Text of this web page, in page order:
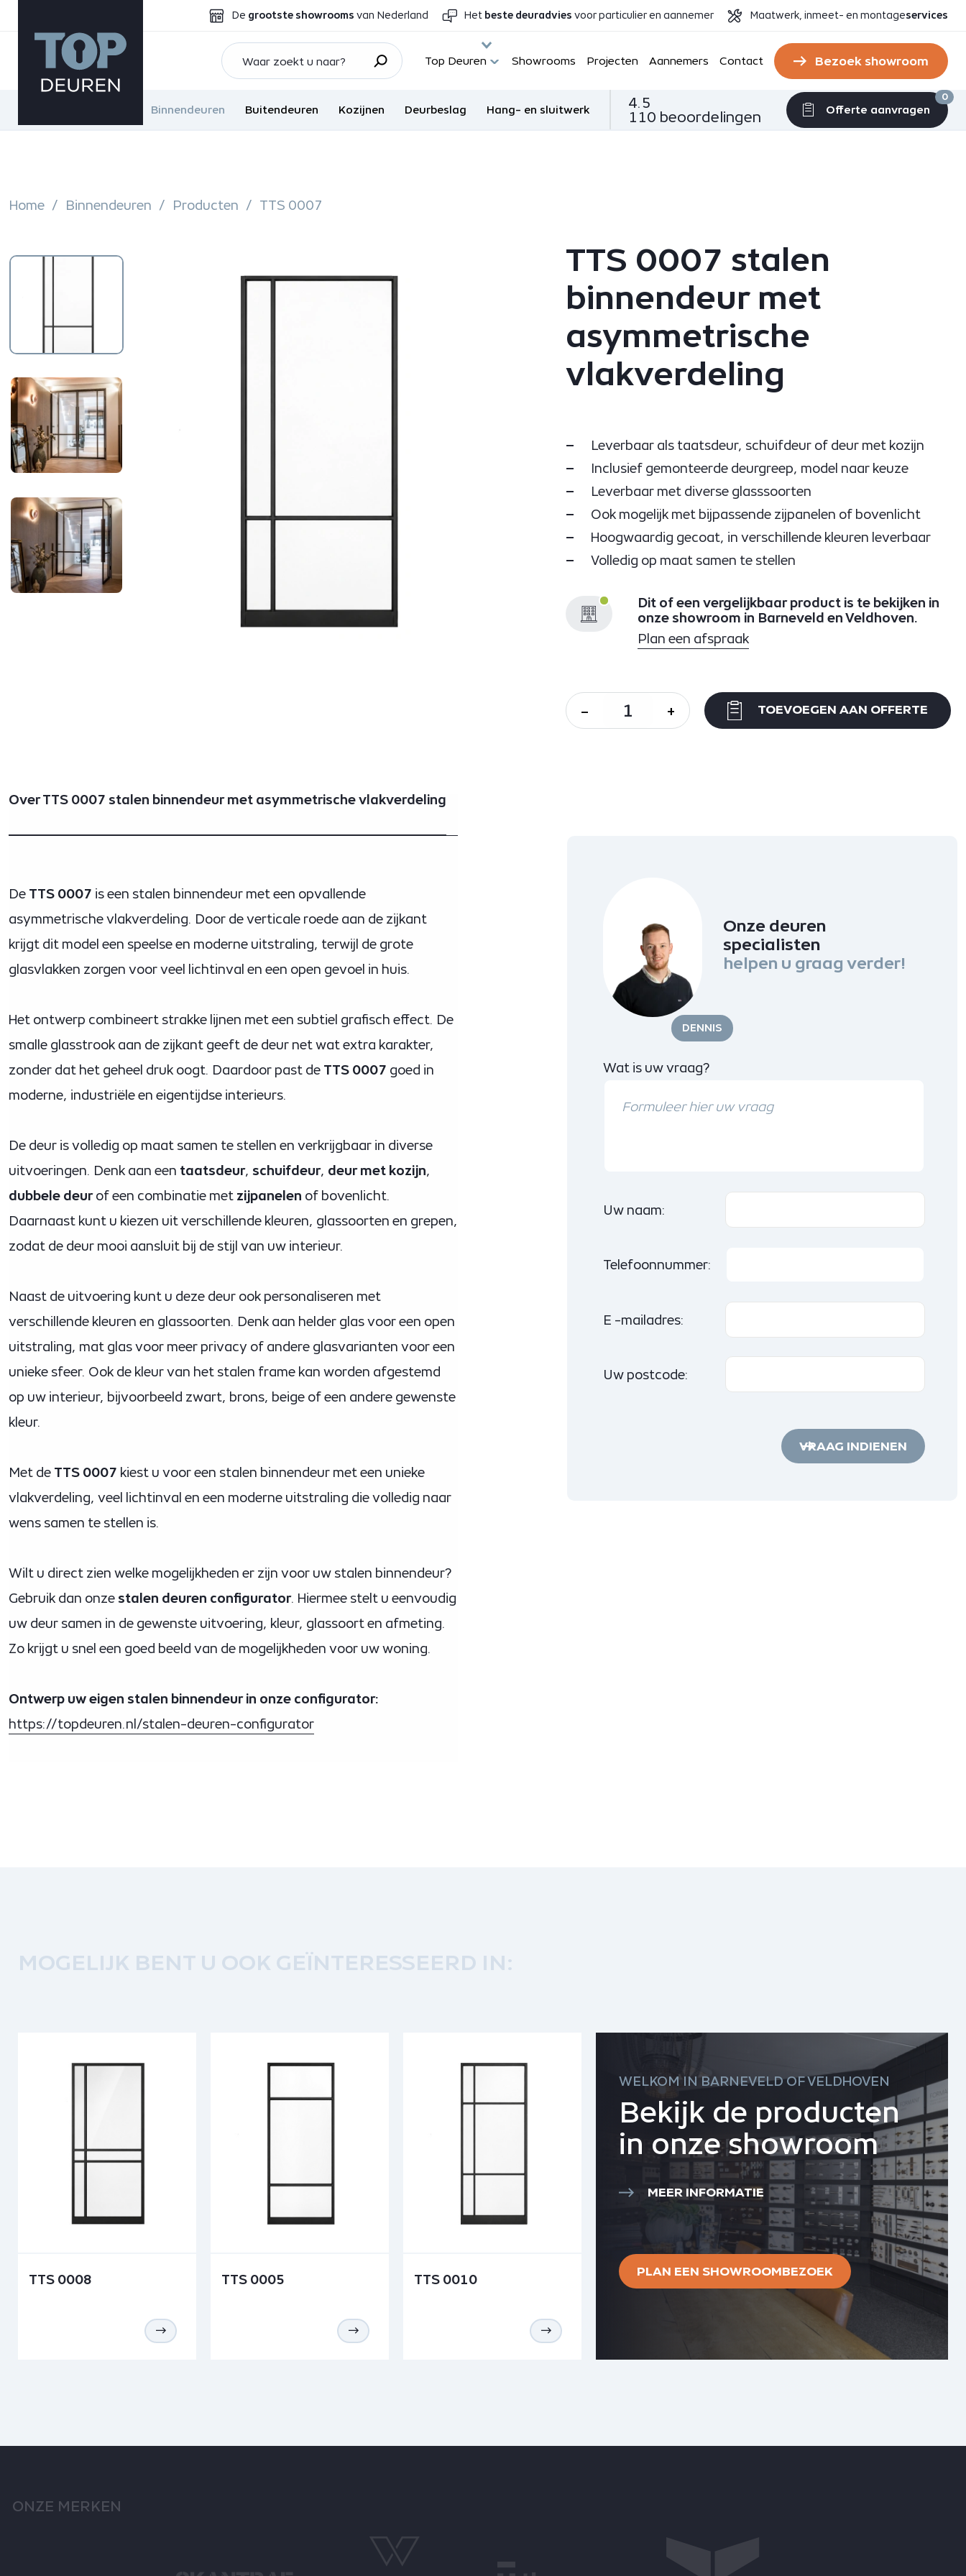
De grootste showrooms van Nederland Het beste deuradvies voor particulier en aannemer Maatwerk, inmeet- en montageservices
Top Deuren Showrooms Projecten Aannemers Contact Bezoek showroom
Binnendeuren Buitendeuren Kozijnen Deurbeslag Hang- en sluitwerk
4.5
110 beoordelingen
Offerte aanvragen
0
Home Binnendeuren Producten TTS 0007
TTS 0007 stalen
binnendeur met
asymmetrische
vlakverdeling
Leverbaar als taatsdeur, schuifdeur of deur met kozijn
Inclusief gemonteerde deurgreep, model naar keuze
Leverbaar met diverse glasssoorten
Ook mogelijk met bijpassende zijpanelen of bovenlicht
Hoogwaardig gecoat, in verschillende kleuren leverbaar
Volledig op maat samen te stellen
Dit of een vergelijkbaar product is te bekijken in
onze showroom in Barneveld en Veldhoven.
Plan een afspraak
- + TOEVOEGEN AAN OFFERTE
Over TTS 0007 stalen binnendeur met asymmetrische vlakverdeling
De TTS 0007 is een stalen binnendeur met een opvallende
asymmetrische vlakverdeling. Door de verticale roede aan de zijkant
krijgt dit model een speelse en moderne uitstraling, terwijl de grote
glasvlakken zorgen voor veel lichtinval en een open gevoel in huis.
Het ontwerp combineert strakke lijnen met een subtiel grafisch effect. De
smalle glasstrook aan de zijkant geeft de deur net wat extra karakter,
zonder dat het geheel druk oogt. Daardoor past de TTS 0007 goed in
moderne, industriële en eigentijdse interieurs.
De deur is volledig op maat samen te stellen en verkrijgbaar in diverse
uitvoeringen. Denk aan een taatsdeur, schuifdeur, deur met kozijn,
dubbele deurof een combinatie met zijpanelen of bovenlicht.
Daarnaast kunt u kiezen uit verschillende kleuren, glassoorten en grepen,
zodat de deur mooi aansluit bij de stijl van uw interieur.
Naast de uitvoering kunt u deze deur ook personaliseren met
verschillende kleuren en glassoorten. Denk aan helder glas voor een open
uitstraling, mat glas voor meer privacy of andere glasvarianten voor een
unieke sfeer. Ook de kleur van het stalen frame kan worden afgestemd
op uw interieur, bijvoorbeeld zwart, brons, beige of een andere gewenste
kleur.
Met de TTS 0007 kiest u voor een stalen binnendeur met een unieke
vlakverdeling, veel lichtinval en een moderne uitstraling die volledig naar
wens samen te stellen is.
Wilt u direct zien welke mogelijkheden er zijn voor uw stalen binnendeur?
Gebruik dan onze stalen deuren configurator. Hiermee stelt u eenvoudig
uw deur samen in de gewenste uitvoering, kleur, glassoort en afmeting.
Zo krijgt u snel een goed beeld van de mogelijkheden voor uw woning.
Ontwerp uw eigen stalen binnendeur in onze configurator:
https://topdeuren.nl/stalen-deuren-configurator
DENNIS
Onze deuren
specialisten
helpen u graag verder!
Wat is uw vraag?
Uw naam:
Telefoonnummer:
E -mailadres:
Uw postcode:
VRAAG INDIENEN
MOGELIJK BENT U OOK GEÏNTERESSEERD IN:
TTS 0008 TTS 0005 TTS 0010
WELKOM IN BARNEVELD OF VELDHOVEN
Bekijk de producten
in onze showroom
MEER INFORMATIE
PLAN EEN SHOWROOMBEZOEK
ONZE MERKEN